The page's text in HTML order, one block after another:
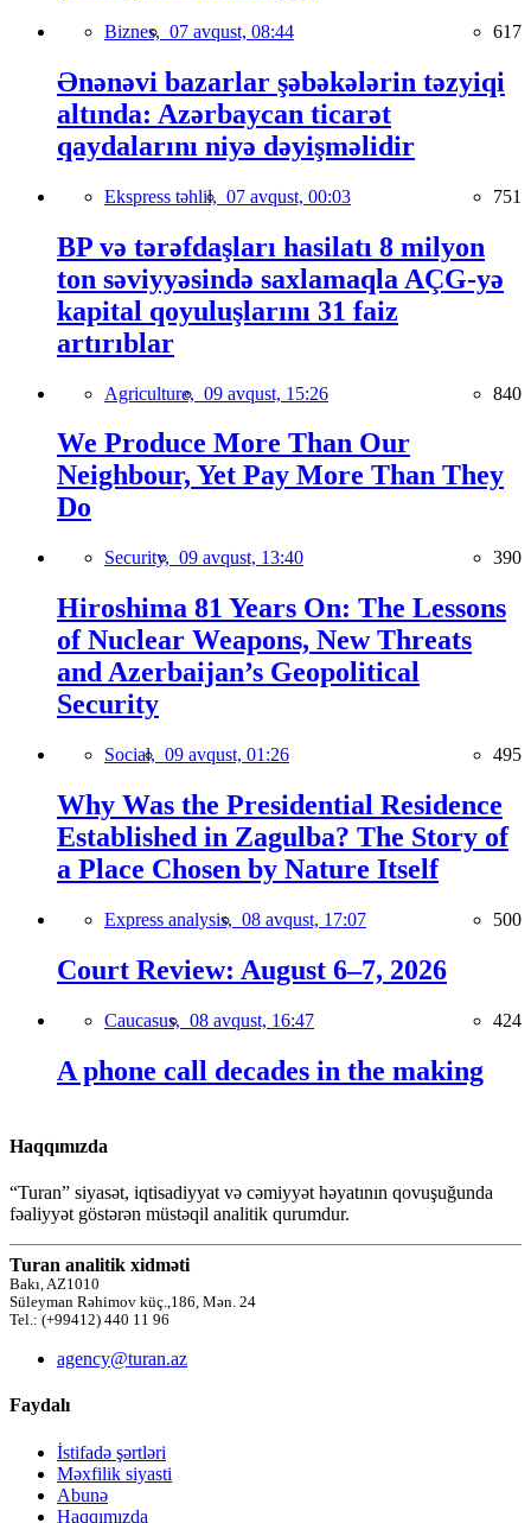
Biznes, 07 avqust, 08:44 617
Ənənəvi bazarlar şəbəkələrin təzyiqi
altında: Azərbaycan ticarət
qaydalarını niyə dəyişməlidir
Ekspress təhlil, 07 avqust, 00:03 751
BP və tərəfdaşları hasilatı 8 milyon
ton səviyyəsində saxlamaqla AÇG-yə
kapital qoyuluşlarını 31 faiz
artırıblar
Agriculture, 09 avqust, 15:26 840
We Produce More Than Our
Neighbour, Yet Pay More Than They
Do
Security, 09 avqust, 13:40 390
Hiroshima 81 Years On: The Lessons
of Nuclear Weapons, New Threats
and Azerbaijan’s Geopolitical
Security
Social, 09 avqust, 01:26 495
Why Was the Presidential Residence
Established in Zagulba? The Story of
a Place Chosen by Nature Itself
Express analysis, 08 avqust, 17:07 500
Court Review: August 6–7, 2026
Caucasus, 08 avqust, 16:47 424
A phone call decades in the making
Haqqımızda
“Turan” siyasət, iqtisadiyyat və cəmiyyət həyatının qovuşuğunda
fəaliyyət göstərən müstəqil analitik qurumdur.
Turan analitik xidməti
Bakı, AZ1010
Süleyman Rəhimov küç.,186, Mən. 24
Tel.: (+99412) 440 11 96
agency@turan.az
Faydalı
İstifadə şərtləri
Məxfilik siyasti
Abunə
Haqqımızda